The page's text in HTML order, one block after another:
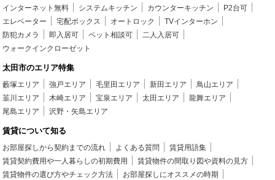
インターネット無料
システムキッチン カウンターキッチン
P2台可
エレベーター
宅配ボックス オートロック
TVインターホン
防犯カメラ
即入居可 ペット相談可
二人入居可
ウォークインクローゼット
太田市のエリア特集
藪塚エリア 強戸エリア 毛里田エリア 新田エリア
鳥山エリア
韮川エリア
木崎エリア 宝泉エリア 太田エリア
龍舞エリア
尾島エリア
沢野・矢島エリア
賃貸について知る
お部屋探しから契約までの流れ よくある質問
賃貸用語集
賃貸契約費用や一人暮らしの初期費用
賃貸物件の間取り図や資料の見方
賃貸物件の選び方やチェック方法
お部屋探しにオススメの時期